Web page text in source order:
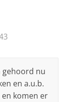
gehoord nu
en a.u.b.
komen er